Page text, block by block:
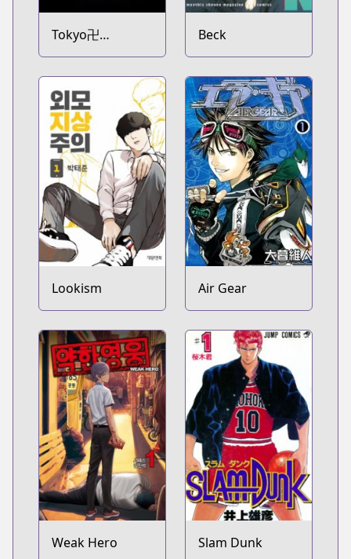
Tokyo卍
Revengers
Beck
Lookism Air Gear
Weak Hero Slam Dunk